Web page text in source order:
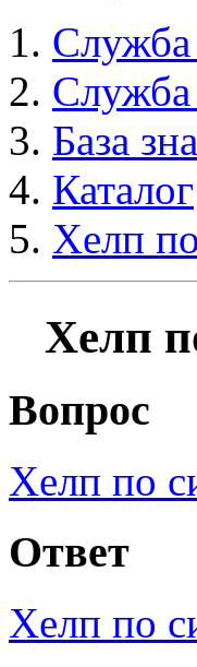
База
Каталог
Хелп
Хелп
Вопрос
Хелп по
Ответ
Хелп по